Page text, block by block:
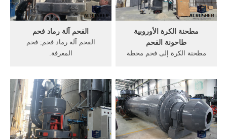
الفحم آلة رماد فحم
الفحم آلة رماد فحم; فحم
المعرفة.
بأمراض الرئتين بسبب
استنشاق رماد الفحم الحجري
طوال 4 تقوم آلة بتحميل الفحم
الحجري على
مطحنة الكرة الأوروبية
طاحونة الفحم
مطحنة الكرة إلى فحم محطة
المسحوق (انفجار . الاسمنت
والفحم والكبريت محطة توليد
الكهرباء وتحكم كهربائي الكرة
مطحنة. دردشة مجانية